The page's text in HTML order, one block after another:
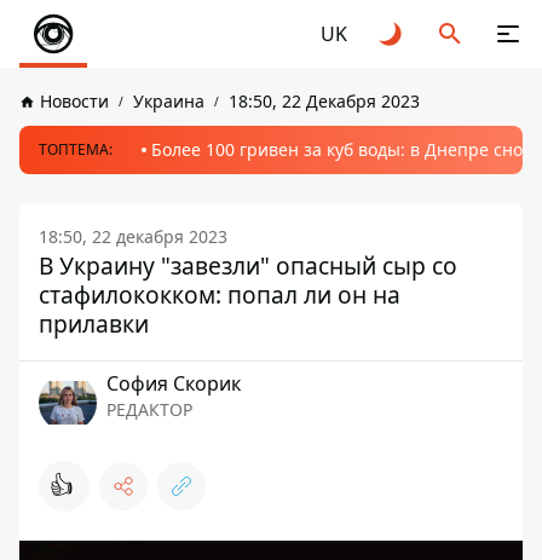
UK
Новости Украина 18:50, 22 Декабря 2023
ТОПТЕМА: Более 100 гривен за куб воды: в Днепре
18:50, 22 декабря 2023
В Украину "завезли" опасный сыр со
стафилококком: попал ли он на
прилавки
София Скорик
РЕДАКТОР
👍